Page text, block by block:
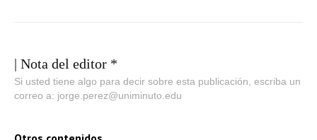
| Nota del editor *
Si usted tiene algo para decir sobre esta publicación, escriba un
correo a: jorge.perez@uniminuto.edu